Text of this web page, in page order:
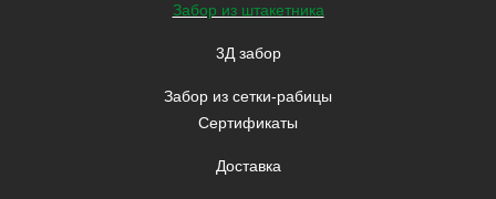
Забор из штакетника
3Д забор
Забор из сетки-рабицы
Сертификаты
Доставка